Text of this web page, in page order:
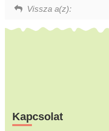
Vissza a(z):
Kapcsolat